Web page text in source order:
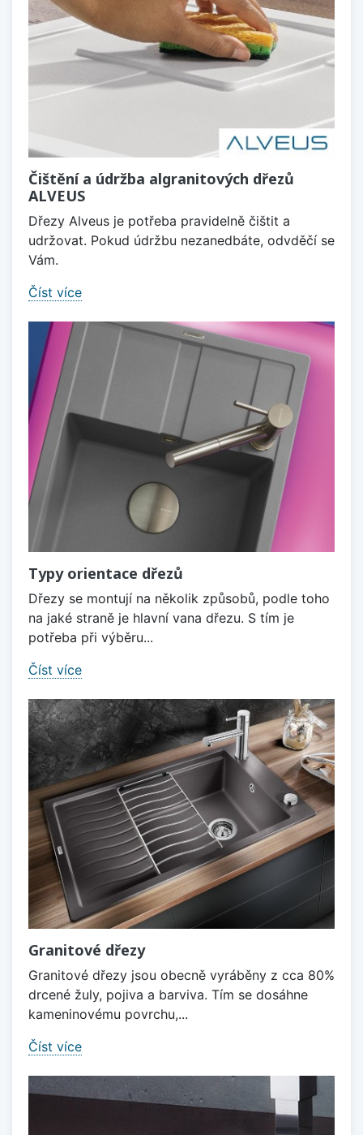
Čištění a údržba algranitových dřezů
ALVEUS
Dřezy Alveus je potřeba pravidelně čištit a
udržovat. Pokud údržbu nezanedbáte, odvděčí se
Vám.
Číst více
Typy orientace dřezů
Dřezy se montují na několik způsobů, podle toho
na jaké straně je hlavní vana dřezu. S tím je
potřeba při výběru...
Číst více
Granitové dřezy
Granitové dřezy jsou obecně vyráběny z cca 80%
drcené žuly, pojiva a barviva. Tím se dosáhne
kameninovému povrchu,...
Číst více